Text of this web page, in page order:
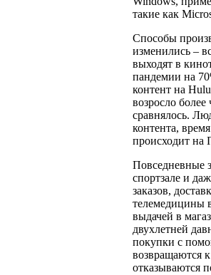
такие как
Способы
изменились –
выходят в
пандемии на
контент на
возросло
сравнялось.
контента,
происходит на
Повседневные
спортзале и
заказов,
телемедицины
выдачей в
двухлетней
покупки с
возвращаются
отказываются